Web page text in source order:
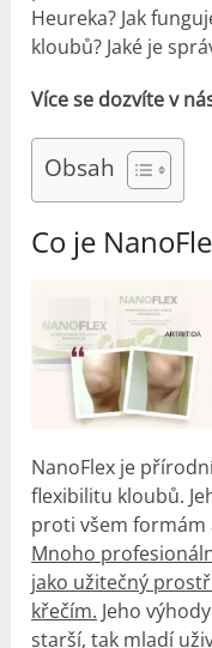
Heureka? Jak
kloubů? Jaké je
Více se dozvíte v
Obsah
Co je
NanoFlex je
flexibilitu kloubů.
proti všem
Mnoho
jako užitečný
křečím. Jeho
starší, tak mladí